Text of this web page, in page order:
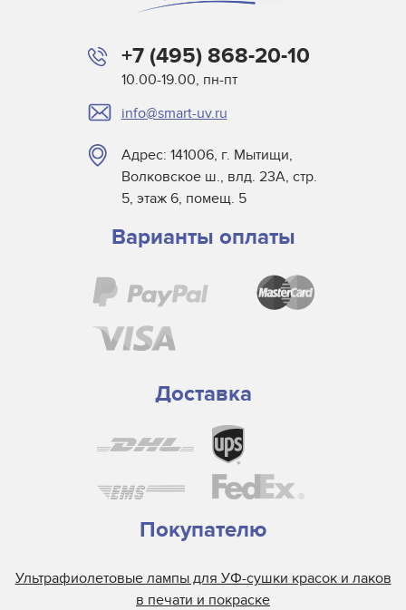
+7 (495) 868-20-10
10.00-19.00, пн-пт
info@smart-uv.ru
Адрес: 141006, г. Мытищи,
Волковское ш., влд. 23А, стр.
5, этаж 6, помещ. 5
Варианты оплаты
Доставка
Покупателю
Ультрафиолетовые лампы для УФ-сушки красок и лаков
в печати и покраске